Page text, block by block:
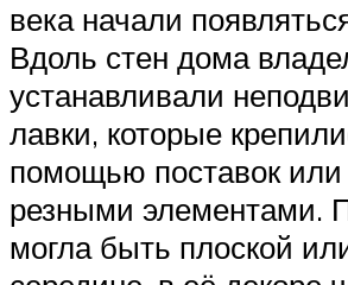
века начали
Вдоль стен дома
устанавливали
лавки, которые
помощью поставок или
резными элементами.
могла быть плоской